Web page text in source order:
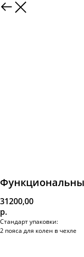
31200,00
р.
Стандарт упаковки:
2 пояса для колен в чехле